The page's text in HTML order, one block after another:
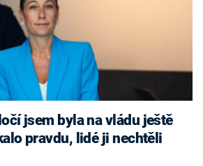
jsem byla na vládu ještě
pravdu, lidé ji nechtěli